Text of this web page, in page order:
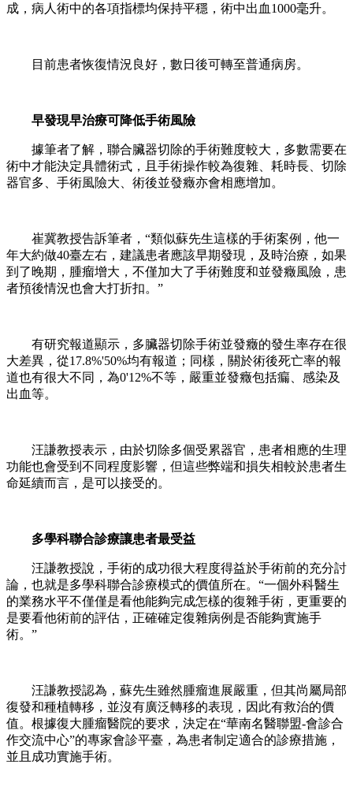
成，病人術中的各項指標均保持平穩，術中出血1000毫升。
目前患者恢復情況良好，數日後可轉至普通病房。
早發現早治療可降低手術風險
據筆者了解，聯合臟器切除的手術難度較大，多數需要在
術中才能決定具體術式，且手術操作較為復雜、耗時長、切除
器官多、手術風險大、術後並發癥亦會相應增加。
崔冀教授告訴筆者，“類似蘇先生這樣的手術案例，他一
年大約做40臺左右，建議患者應該早期發現，及時治療，如果
到了晚期，腫瘤增大，不僅加大了手術難度和並發癥風險，患
者預後情況也會大打折扣。”
有研究報道顯示，多臟器切除手術並發癥的發生率存在很
大差異，從17.8%'50%均有報道；同樣，關於術後死亡率的報
道也有很大不同，為0'12%不等，嚴重並發癥包括瘺、感染及
出血等。
汪謙教授表示，由於切除多個受累器官，患者相應的生理
功能也會受到不同程度影響，但這些弊端和損失相較於患者生
命延續而言，是可以接受的。
多學科聯合診療讓患者最受益
汪謙教授說，手術的成功很大程度得益於手術前的充分討
論，也就是多學科聯合診療模式的價值所在。“一個外科醫生
的業務水平不僅僅是看他能夠完成怎樣的復雜手術，更重要的
是要看他術前的評估，正確確定復雜病例是否能夠實施手
術。”
汪謙教授認為，蘇先生雖然腫瘤進展嚴重，但其尚屬局部
復發和種植轉移，並沒有廣泛轉移的表現，因此有救治的價
值。根據復大腫瘤醫院的要求，決定在“華南名醫聯盟-會診合
作交流中心”的專家會診平臺，為患者制定適合的診療措施，
並且成功實施手術。